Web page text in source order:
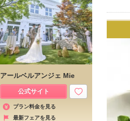
アールベルアンジェ Mie
公式サイト
プラン料金を見る
最新フェアを見る